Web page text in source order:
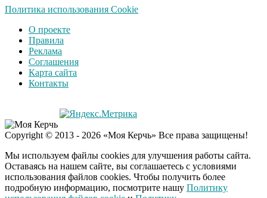
Экс-бойфренд дочери
из-за макарон
Политика использования Cookie
О проекте
Правила
Реклама
Соглашения
Карта сайта
Контакты
Copyright © 2013 - 2026 «Моя Керчь» Все права защищены!
Мы используем файлы cookies для улучшения работы сайта.
Оставаясь на нашем сайте, вы соглашаетесь с условиями
использования файлов cookies. Чтобы получить более
подробную информацию, посмотрите нашу Политику